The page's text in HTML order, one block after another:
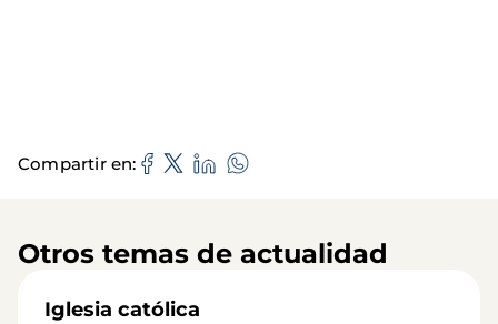
Compartir en
Otros temas de actualidad
Iglesia católica